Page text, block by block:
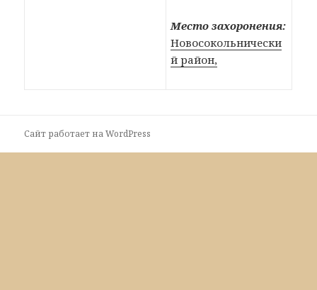
Место захоронения:
Новосокольнически
й район,
Сайт работает на WordPress